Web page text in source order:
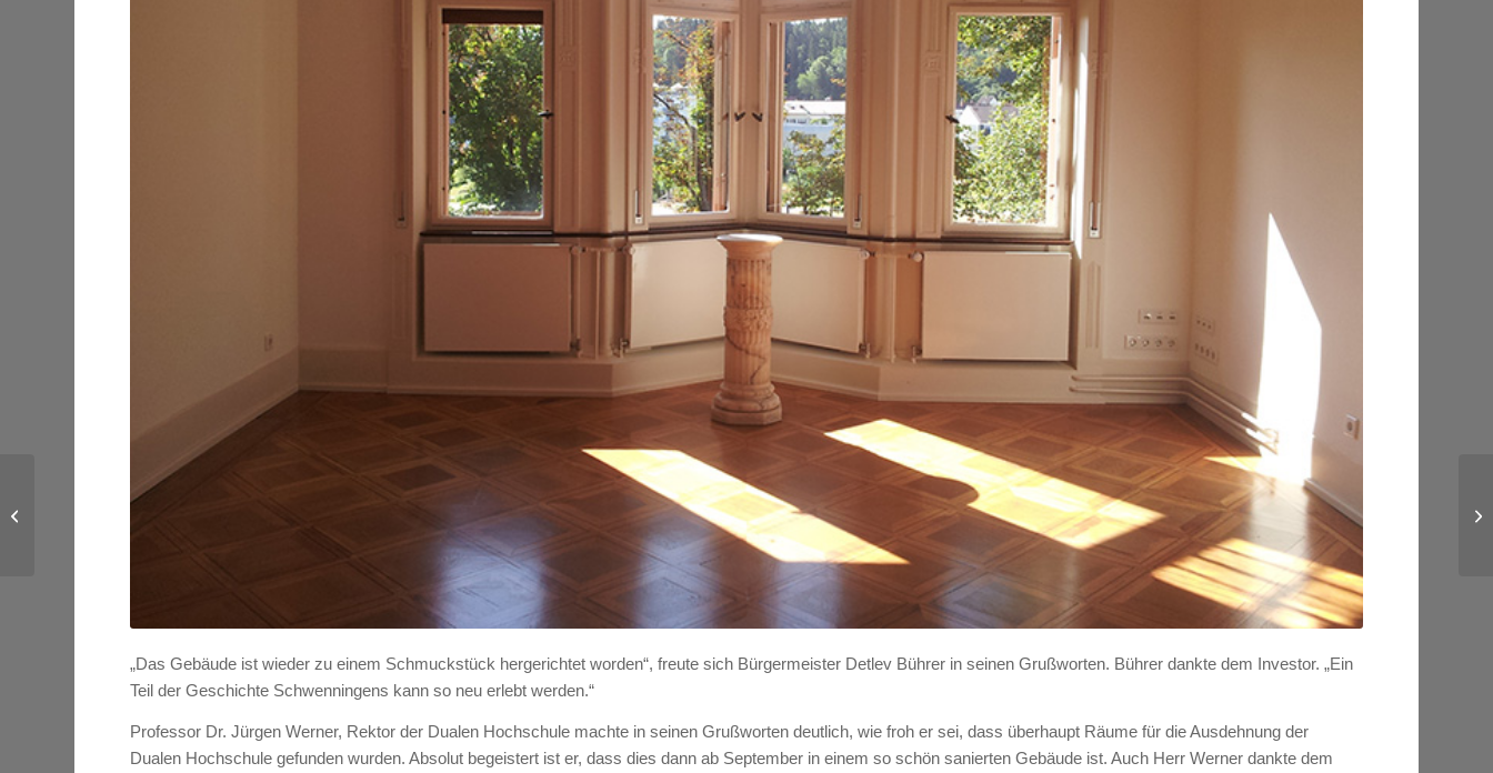
„Das Gebäude ist wieder zu einem Schmuckstück hergerichtet worden“, freute sich Bürgermeister Detlev Bührer in seinen Grußworten. Bührer dankte dem Investor. „Ein
Teil der Geschichte Schwenningens kann so neu erlebt werden.“
Professor Dr. Jürgen Werner, Rektor der Dualen Hochschule machte in seinen Grußworten deutlich, wie froh er sei, dass überhaupt Räume für die Ausdehnung der
Dualen Hochschule gefunden wurden. Absolut begeistert ist er, dass dies dann ab September in einem so schön sanierten Gebäude ist. Auch Herr Werner dankte dem
Rauchwarnmelder –
Nachrüstung trotz